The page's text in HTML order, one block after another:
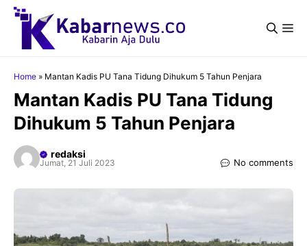
Langsung
Home » Mantan Kadis PU Tana Tidung Dihukum 5 Tahun Penjara
Mantan Kadis PU Tana Tidung
Dihukum 5 Tahun Penjara
redaksi
Jumat, 21 Juli 2023 No comments